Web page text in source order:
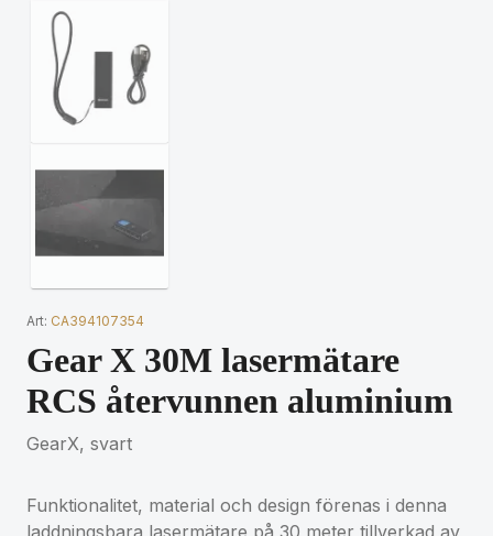
Art: CA394107354
Gear X 30M lasermätare
RCS återvunnen aluminium
GearX, svart
Funktionalitet, material och design förenas i denna
laddningsbara lasermätare på 30 meter tillverkad av